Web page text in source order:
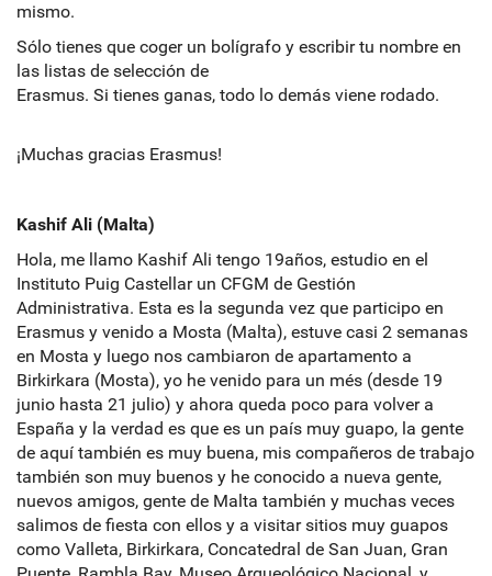
mismo.
Sólo tienes que coger un bolígrafo y escribir tu nombre en
las listas de selección de
Erasmus. Si tienes ganas, todo lo demás viene rodado.
¡Muchas gracias Erasmus!
Kashif Ali (Malta)
Hola, me llamo Kashif Ali tengo 19años, estudio en el
Instituto Puig Castellar un CFGM de Gestión
Administrativa. Esta es la segunda vez que participo en
Erasmus y venido a Mosta (Malta), estuve casi 2 semanas
en Mosta y luego nos cambiaron de apartamento a
Birkirkara (Mosta), yo he venido para un més (desde 19
junio hasta 21 julio) y ahora queda poco para volver a
España y la verdad es que es un país muy guapo, la gente
de aquí también es muy buena, mis compañeros de trabajo
también son muy buenos y he conocido a nueva gente,
nuevos amigos, gente de Malta también y muchas veces
salimos de fiesta con ellos y a visitar sitios muy guapos
como Valleta, Birkirkara, Concatedral de San Juan, Gran